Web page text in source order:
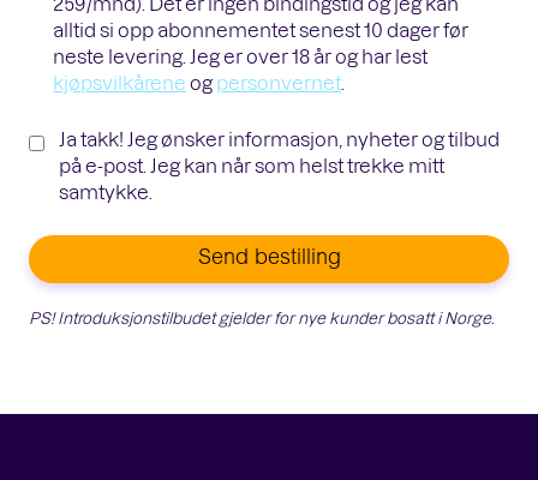
alltid si opp abonnementet senest 10 dager før
neste levering. Jeg er over 18 år og har lest
kjøpsvilkårene ogpersonvernet
Ja takk! Jeg ønsker informasjon, nyheter og tilbud
på e-post. Jeg kan når som helst trekke mitt
samtykke.
Send bestilling
PS! Introduksjonstilbudet gjelder for nye kunder bosatt i Norge.